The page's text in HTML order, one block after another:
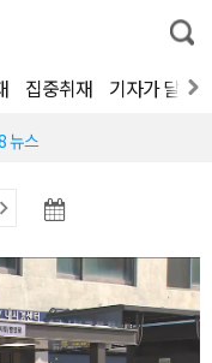
통
합
색
집중취재 기자가 달려
뉴스